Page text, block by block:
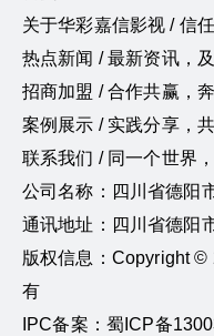
关于华彩嘉信影视 / 信
热点新闻 / 最新资讯，
招商加盟 / 合作共赢，
案例展示 / 实践分享，
联系我们 / 同一个世界
公司名称：四川省德阳
通讯地址：四川省德阳
版权信息：Copyright ©
有
IPC备案：蜀ICP备